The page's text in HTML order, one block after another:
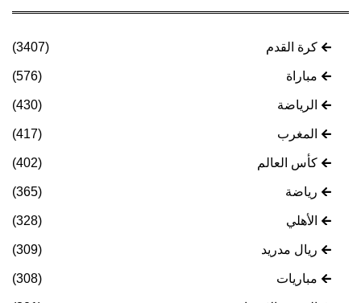
كرة القدم (3407)
مباراة (576)
الرياضة (430)
المغرب (417)
كأس العالم (402)
رياضة (365)
الأهلي (328)
ريال مدريد (309)
مباريات (308)